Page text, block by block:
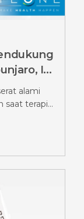
Ini
alami
saat terapi